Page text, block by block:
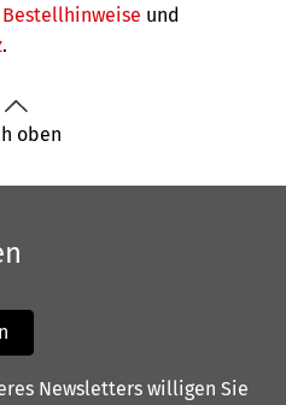
Bestellhinweise und
.
oben
Newsletters willigen Sie